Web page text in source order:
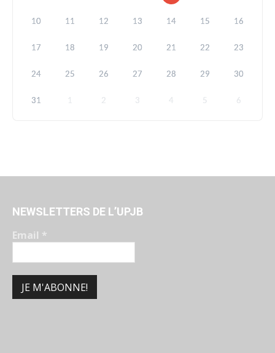
10 11 12 13 14 15 16
17 18 19 20 21 22 23
24 25 26 27 28 29 30
31 1 2 3 4 5 6
NEWSLETTERS DE L’UPJB
Email *